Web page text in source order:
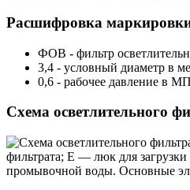
Расшифровка
ФОВ - фильтр
3,4 - условный диаметр в
0,6 - рабочее давление в
Схема осветлительного
фильтрата; Е — люк для
промывочной воды. Основные